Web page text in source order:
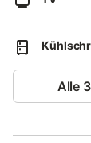
Bereiten Sie
unter einem
Die
Auswahl an
Alle